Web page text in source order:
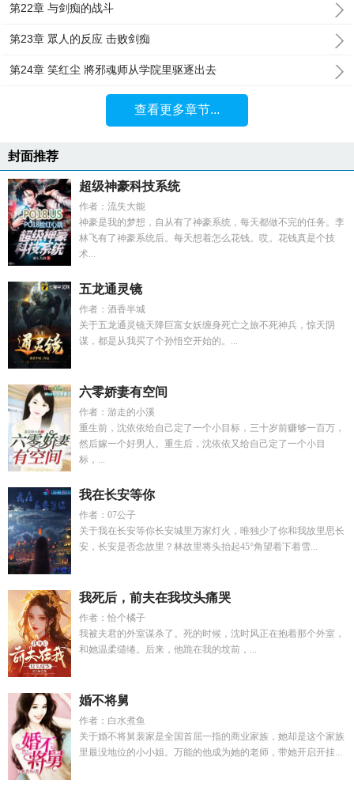
第22章 与剑痴的战斗
第23章 眾人的反应 击败剑痴
第24章 笑红尘 將邪魂师从学院里驱逐出去
查看更多章节...
封面推荐
超级神豪科技系统
作者：流失大能
神豪是我的梦想，自从有了神豪系统，每天都做不完的任务。李
林飞有了神豪系统后。每天想着怎么花钱。哎。花钱真是个技
术...
五龙通灵镜
作者：酒香半城
关于五龙通灵镜天降巨富女妖缠身死亡之旅不死神兵，惊天阴
谋，都是从我买了个孙悟空开始的。...
六零娇妻有空间
作者：游走的小溪
重生前，沈依依给自己定了一个小目标，三十岁前赚够一百万，
然后嫁一个好男人。重生后，沈依依又给自己定了一个小目
标，...
我在长安等你
作者：07公子
关于我在长安等你长安城里万家灯火，唯独少了你和我故里思长
安，长安是否念故里？林故里将头抬起45°角望着下着雪...
我死后，前夫在我坟头痛哭
作者：恰个橘子
我被夫君的外室谋杀了。死的时候，沈时风正在抱着那个外室，
和她温柔缱绻。后来，他跪在我的坟前，...
婚不将舅
作者：白水煮鱼
关于婚不将舅裴家是全国首屈一指的商业家族，她却是这个家族
里最没地位的小小姐。万能的他成为她的老师，带她开启开挂...